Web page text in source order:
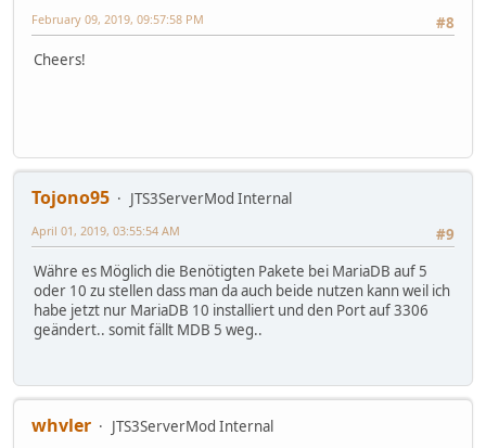
#8
February 09, 2019, 09:57:58 PM
Cheers!
Tojono95
JTS3ServerMod Internal
#9
April 01, 2019, 03:55:54 AM
Währe es Möglich die Benötigten Pakete bei MariaDB auf 5
oder 10 zu stellen dass man da auch beide nutzen kann weil ich
habe jetzt nur MariaDB 10 installiert und den Port auf 3306
geändert.. somit fällt MDB 5 weg..
whvler
JTS3ServerMod Internal